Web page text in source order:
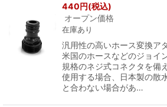
440円(税込)
オープン価格
在庫あり
汎用性の高いホース変換ア
米国のホースなどのジョイ
規格のネジ式コネクタを備
使用する場合、日本製の散
と合わない場合があ…